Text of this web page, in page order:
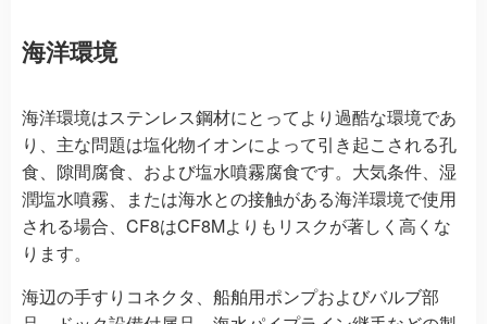
海洋環境
海洋環境はステンレス鋼材にとってより過酷な環境であ
り、主な問題は塩化物イオンによって引き起こされる孔
食、隙間腐食、および塩水噴霧腐食です。大気条件、湿
潤塩水噴霧、または海水との接触がある海洋環境で使用
される場合、CF8はCF8Mよりもリスクが著しく高くな
ります。
海辺の手すりコネクタ、船舶用ポンプおよびバルブ部